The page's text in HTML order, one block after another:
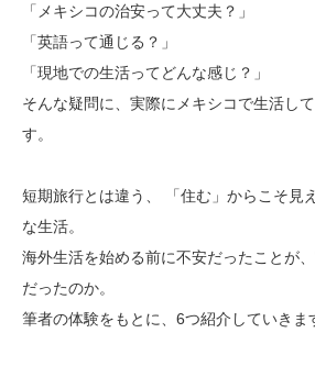
「メキシコの治安って大丈夫？」
「英語って通じる？」
「現地での生活ってどんな感じ？」
そんな疑問に、実際にメキシコで生活し
す。
短期旅行とは違う、 「住む」からこそ見
な生活。
海外生活を始める前に不安だったことが
だったのか。
筆者の体験をもとに、6つ紹介していきま